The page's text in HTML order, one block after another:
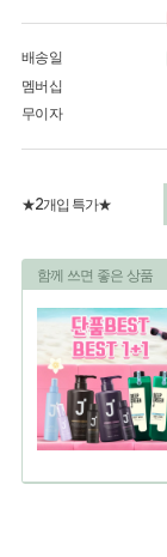
배송일
멤버십
무이자
★2개입 특가★
함께 쓰면 좋은 상품